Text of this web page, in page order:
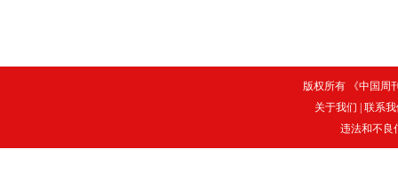
版权所有 《中国周
关于我们
联系
违法和不良